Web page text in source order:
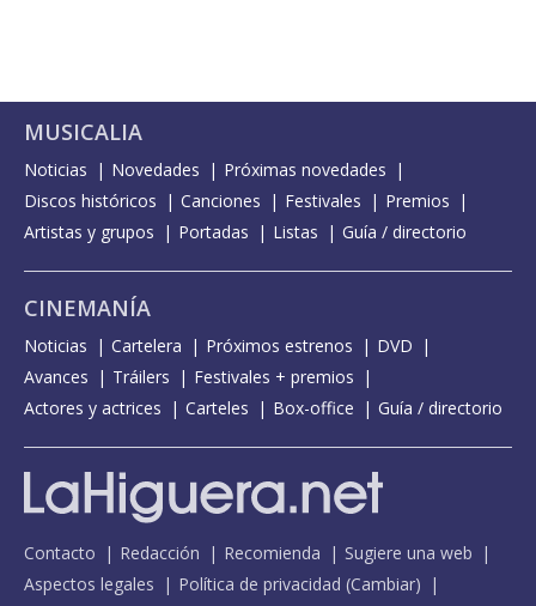
MUSICALIA
Noticias Novedades
Próximas novedades
Discos históricos
Canciones Festivales
Premios
Artistas y grupos
Portadas Listas Guía / directorio
CINEMANÍA
Noticias Cartelera Próximos estrenos
DVD
Avances
Tráilers
Festivales + premios
Actores y actrices
Carteles Box-office Guía / directorio
Contacto Redacción Recomienda
Sugiere una web
Aspectos legales
Política de privacidad (Cambiar)